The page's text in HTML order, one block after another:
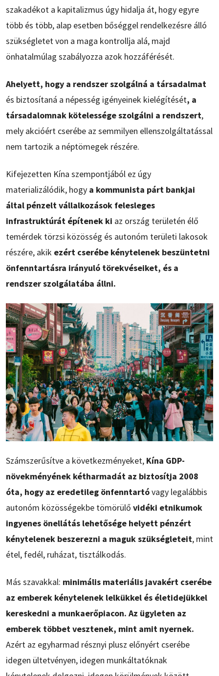
szakadékot a kapitalizmus úgy hidalja át, hogy egyre
több és több, alap esetben bőséggel rendelkezésre álló
szükségletet von a maga kontrollja alá, majd
önhatalmúlag szabályozza azok hozzáférését.
Ahelyett, hogy a rendszer szolgálná a társadalmat
és biztosítaná a népesség igényeinek kielégítését, a
társadalomnak kötelessége szolgálni a rendszert,
mely akcióért cserébe az semmilyen ellenszolgáltatással
nem tartozik a néptömegek részére.
Kifejezetten Kína szempontjából ez úgy
materializálódik, hogy a kommunista párt bankjai
által pénzelt vállalkozások felesleges
infrastruktúrát építenek ki az ország területén élő
temérdek törzsi közösség és autonóm területi lakosok
részére, akik ezért cserébe kénytelenek beszüntetni
önfenntartásra irányuló törekvéseiket, és a
rendszer szolgálatába állni.
Számszerűsítve a következményeket, Kína GDP-
növekményének kétharmadát az biztosítja 2008
óta, hogy az eredetileg önfenntartóvagy legalábbis
autonóm közösségekbe tömörülő vidéki etnikumok
ingyenes önellátás lehetősége helyett pénzért
kénytelenek beszerezni a maguk szükségleteit, mint
étel, fedél, ruházat, tisztálkodás.
Más szavakkal: minimális materiális javakért cserébe
az emberek kénytelenek lelkükkel és életidejükkel
kereskedni a munkaerőpiacon. Az ügyleten az
emberek többet vesztenek, mint amit nyernek.
Azért az egyharmad résznyi plusz előnyért cserébe
idegen ültetvényen, idegen munkáltatóknak